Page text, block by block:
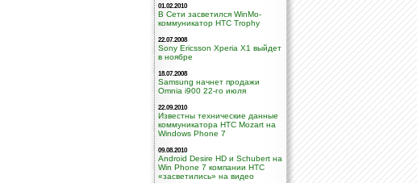
01.02.2010
В Сети засветился WinMo-
коммуникатор HTC Trophy
22.07.2008
Sony Ericsson Xperia X1 выйдет
в ноябре
18.07.2008
Samsung начнет продажи
Omnia i900 22-го июля
22.09.2010
Известны технические данные
коммуникатора HTC Mozart на
Windows Phone 7
09.08.2010
Android Desire HD и Schubert на
Win Phone 7 компании НТС
«засветились» на видео